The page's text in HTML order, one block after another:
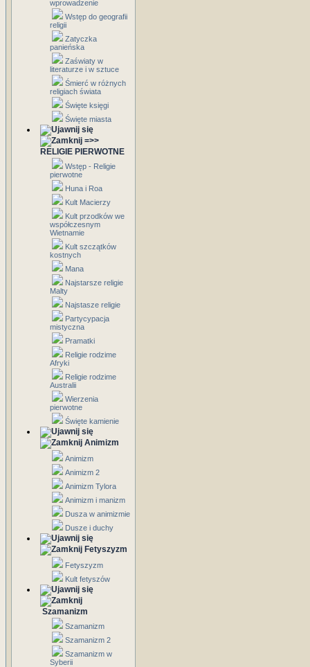
wprowadzenie
Wstęp do geografii
religii
Zatyczka
panieńska
Zaświaty w
literaturze i w sztuce
Śmierć w różnych
religiach świata
Święte księgi
Święte miasta
=>>
RELIGIE PIERWOTNE
Wstęp - Religie
pierwotne
Huna i Roa
Kult Macierzy
Kult przodków we
współczesnym
Wietnamie
Kult szczątków
kostnych
Mana
Najstarsze religie
Malty
Najstasze religie
Partycypacja
mistyczna
Pramatki
Religie rodzime
Afryki
Religie rodzime
Australii
Wierzenia
pierwotne
Święte kamienie
Animizm
Animizm
Animizm 2
Animizm Tylora
Animizm i manizm
Dusza w animizmie
Dusze i duchy
Fetyszyzm
Fetyszyzm
Kult fetyszów
Szamanizm
Szamanizm
Szamanizm 2
Szamanizm w
Syberii